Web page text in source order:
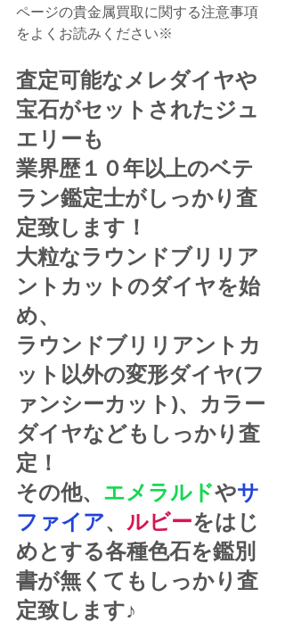
ページの貴金属買取に関する注意事項
をよくお読みください※
査定可能なメレダイヤや
宝石がセットされたジュ
エリーも
業界歴１０年以上のベテ
ラン鑑定士がしっかり査
定致します！
大粒なラウンドブリリア
ントカットのダイヤを始
め、
ラウンドブリリアントカ
ット以外の変形ダイヤ(フ
ァンシーカット)、カラー
ダイヤなどもしっかり査
定！
その他、 エメラルドやサ
ファイア、 ルビーをはじ
めとする各種色石を鑑別
書が無くてもしっかり査
定致します♪